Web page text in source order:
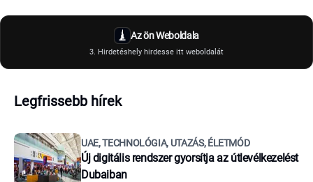
Az ön Weboldala
3. Hirdetéshely hirdesse itt weboldalát
Legfrissebb hírek
UAE, TECHNOLÓGIA, UTAZÁS, ÉLETMÓD
Új digitális rendszer gyorsítja az útlevélkezelést
Dubaiban